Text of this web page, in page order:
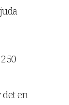
det en